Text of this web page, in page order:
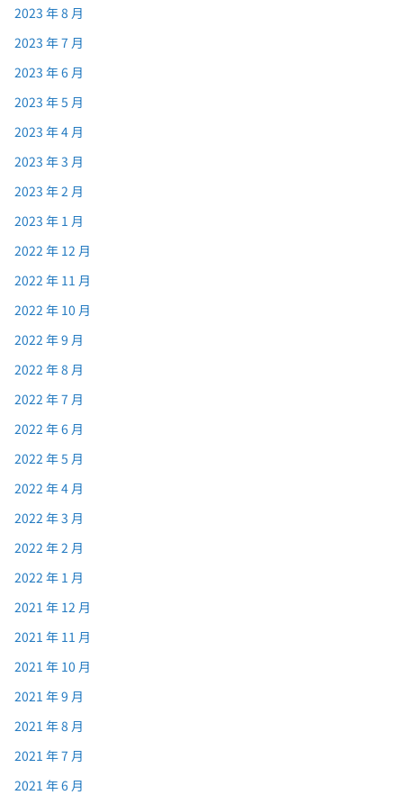
2023 年 8 月
2023 年 7 月
2023 年 6 月
2023 年 5 月
2023 年 4 月
2023 年 3 月
2023 年 2 月
2023 年 1 月
2022 年 12 月
2022 年 11 月
2022 年 10 月
2022 年 9 月
2022 年 8 月
2022 年 7 月
2022 年 6 月
2022 年 5 月
2022 年 4 月
2022 年 3 月
2022 年 2 月
2022 年 1 月
2021 年 12 月
2021 年 11 月
2021 年 10 月
2021 年 9 月
2021 年 8 月
2021 年 7 月
2021 年 6 月